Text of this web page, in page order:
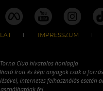
IMPRESSZUM
Club hivatalos honlapja
írott és képi anyagok csak a forrás
internetes felhasználás esetén
fel.